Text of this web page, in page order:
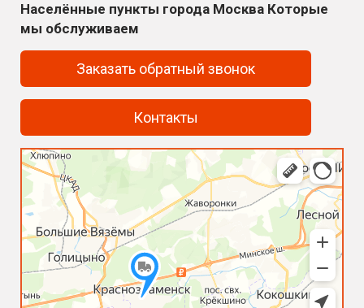
Населённые пункты города Москва Которые
мы обслуживаем
Заказать обратный звонок
Контакты